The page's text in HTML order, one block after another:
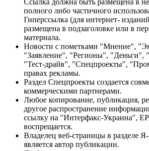
полного либо частичного
Гиперссылка (для интернет-
размещена в подзаголовке или в
материала.
Новости с пометками "Мнение",
"Заявление", "Регионы", "Деньги",
"Тест-драйв", "Спецпроекты",
правах рекламы.
Раздел Спецпроекты создается
коммерческими партнерами.
Любое копирование, публикация,
другое распространение
ссылку на "Интерфакс-Украина",
воспрещается.
Владелец веб-страницы в разделе
является автор публикации.